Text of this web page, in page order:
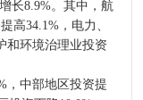
长8.9%。其中，航
高34.1%，电力、
和环境治理业投资
中部地区投资提